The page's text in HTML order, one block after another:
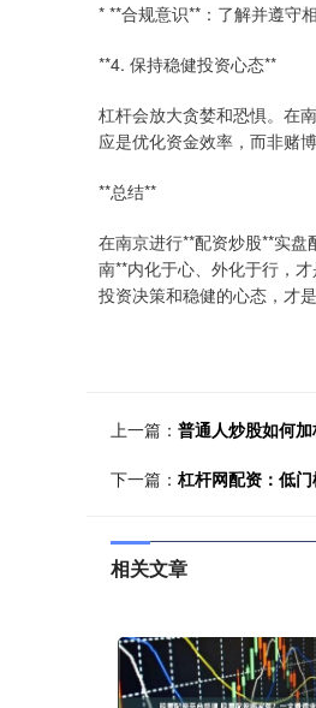
* **合规意识**：了解并遵守
**4. 保持稳健投资心态**
杠杆会放大贪婪和恐惧。在
应是优化资金效率，而非赌
**总结**
在南京进行**配资炒股**实
南**内化于心、外化于行，
投资决策和稳健的心态，才
上一篇： 普通人炒股如何
下一篇： 杠杆网配资：低
相关文章